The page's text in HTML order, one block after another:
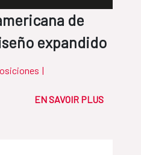
de
expandido
|
EN SAVOIR PLUS